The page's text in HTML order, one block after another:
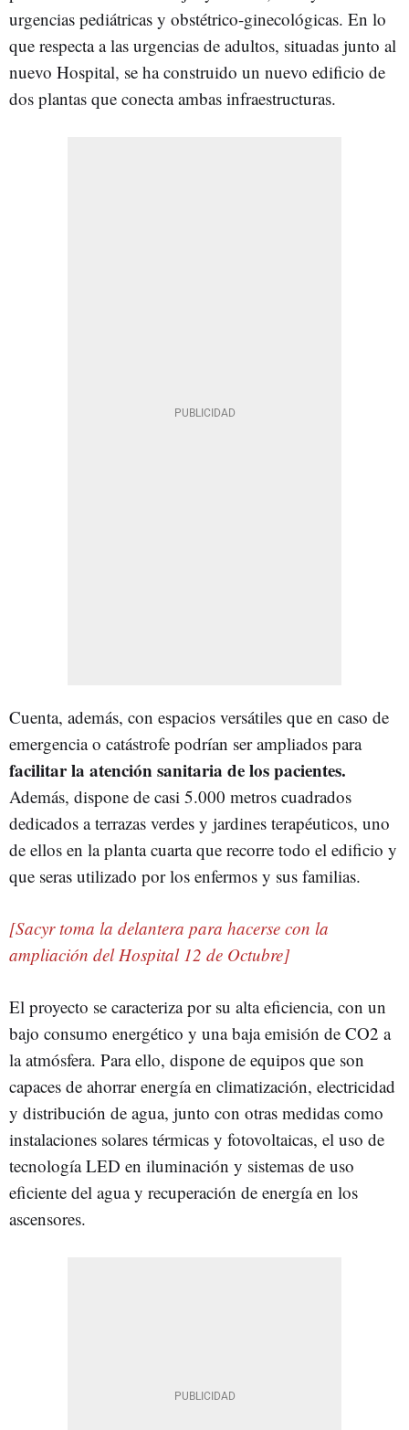
urgencias pediátricas y obstétrico-ginecológicas. En lo
que respecta a las urgencias de adultos, situadas junto al
nuevo Hospital, se ha construido un nuevo edificio de
dos plantas que conecta ambas infraestructuras.
Cuenta, además, con espacios versátiles que en caso de
emergencia o catástrofe podrían ser ampliados para
facilitar la atención sanitaria de los pacientes.
Además, dispone de casi 5.000 metros cuadrados
dedicados a terrazas verdes y jardines terapéuticos, uno
de ellos en la planta cuarta que recorre todo el edificio y
que seras utilizado por los enfermos y sus familias.
[Sacyr toma la delantera para hacerse con la
ampliación del Hospital 12 de Octubre]
El proyecto se caracteriza por su alta eficiencia, con un
bajo consumo energético y una baja emisión de CO2 a
la atmósfera. Para ello, dispone de equipos que son
capaces de ahorrar energía en climatización, electricidad
y distribución de agua, junto con otras medidas como
instalaciones solares térmicas y fotovoltaicas, el uso de
tecnología LED en iluminación y sistemas de uso
eficiente del agua y recuperación de energía en los
ascensores.